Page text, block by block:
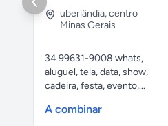
uberlândia,centro
Minas Gerais
34 99631-9008 whats,
aluguel, tela, data, show,
cadeira, festa, evento,...
A combinar